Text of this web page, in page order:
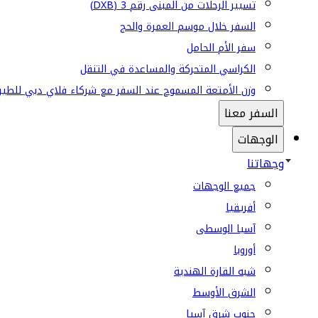
تسيير الرحلات من المبنى رقم 3 (DXB)
السفر خلال موسم العمرة والحج
سفر الأم الحامل
الكراسي المتحركة والمساعدة في التنقل
وزن الأمتعة المسموح عند السفر مع شركاء فلاي دبي
السفر معنا
الوجهات
وجهاتنا
جميع الوجهات
أفريقيا
آسيا الوسطى
أوروبا
شبه القارة الهندية
الشرق الأوسط
جنوب شرق آسيا